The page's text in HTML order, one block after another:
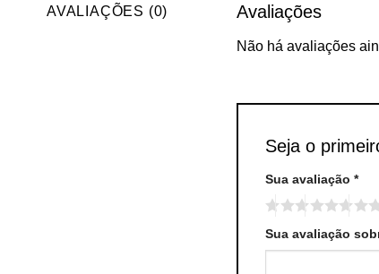
AVALIAÇÕES (0) Avaliações
Não há avaliações
Seja o
Sua avaliação *
Sua avaliação